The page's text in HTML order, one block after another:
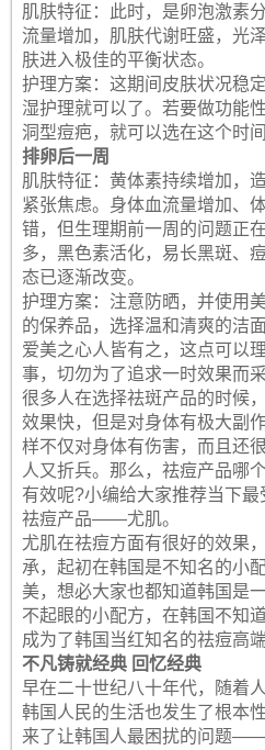
肌肤特征：此时，是卵泡激素
流量增加，肌肤代谢旺盛，光
肤进入极佳的平衡状态。
护理方案：这期间皮肤状况稳
湿护理就可以了。若要做功能
洞型痘疤，就可以选在这个时间
排卵后一周
肌肤特征：黄体素持续增加，
紧张焦虑。身体血流量增加、
错，但生理期前一周的问题正
多，黑色素活化，易长黑斑、
态已逐渐改变。
护理方案：注意防晒，并使用
的保养品，选择温和清爽的洁
爱美之心人皆有之，这点可以
事，切勿为了追求一时效果而
很多人在选择祛斑产品的时候
效果快，但是对身体有极大副
样不仅对身体有伤害，而且还
人又折兵。那么，祛痘产品哪
有效呢?小编给大家推荐当下
祛痘产品——尤肌。
尤肌在祛痘方面有很好的效果
承，起初在韩国是不知名的小
美，想必大家也都知道韩国是
不起眼的小配方，在韩国不知
成为了韩国当红知名的祛痘高端
不凡铸就经典 回忆经典
早在二十世纪八十年代，随着
韩国人民的生活也发生了根本
来了让韩国人最困扰的问题